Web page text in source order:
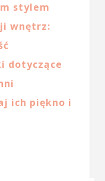
stylem
wnętrz:
dotyczące
ich piękno i